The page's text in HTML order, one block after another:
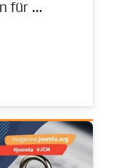
für ...